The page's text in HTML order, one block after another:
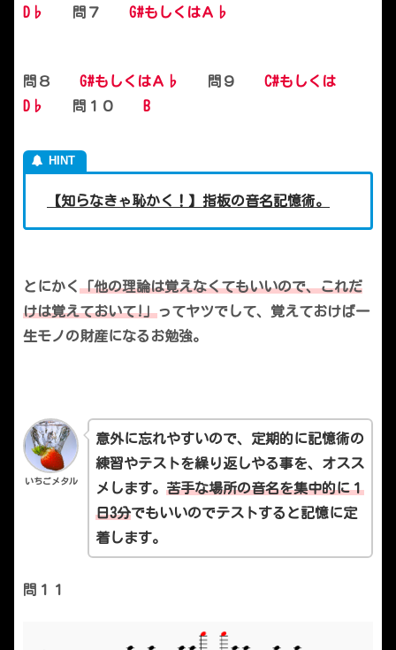
D♭ 問７ G#もしくはＡ♭
問８ G#もしくはＡ♭ 問９ C#もしくは
D♭
問１０ B
【知らなきゃ恥かく！】指板の音名記憶術。
とにかく「他の理論は覚えなくてもいいので、これだ
けは覚えておいて!」ってヤツでして、覚えておけば一
生モノの財産になるお勉強。
いちごメタル
意外に忘れやすいので、定期的に記憶術の
練習やテストを繰り返しやる事を、オスス
メします。苦手な場所の音名を集中的に１
日3分でもいいのでテストすると記憶に定
着します。
問１１